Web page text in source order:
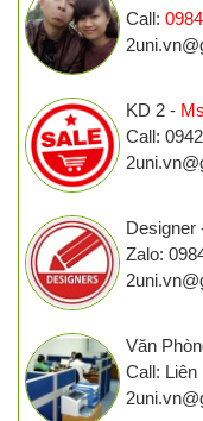
Call:
KD 2 -
Call:
Designer
Zalo:
Văn
Call: Liên